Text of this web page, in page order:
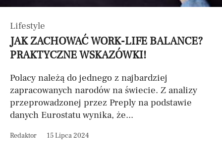
Lifestyle
JAK ZACHOWAĆ WORK-LIFE BALANCE?
PRAKTYCZNE WSKAZÓWKI!
Polacy należą do jednego z najbardziej
zapracowanych narodów na świecie. Z analizy
przeprowadzonej przez Preply na podstawie
danych Eurostatu wynika, że...
Redaktor 15 Lipca 2024